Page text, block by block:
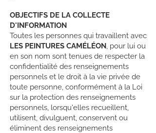
OBJECTIFS DE LA COLLECTE
D'INFORMATION
Toutes les personnes qui travaillent avec
LES PEINTURES CAMÉLÉON, pour lui ou
en son nom sont tenues de respecter la
confidentialité des renseignements
personnels et le droit à la vie privée de
toute personne, conformément à la Loi
sur la protection des renseignements
personnels, lorsqu'elles recueillent,
utilisent, divulguent, conservent ou
éliminent des renseignements